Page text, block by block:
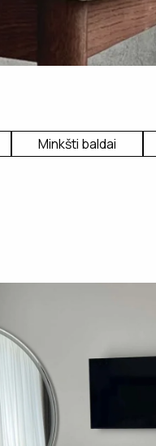
Minkšti baldai